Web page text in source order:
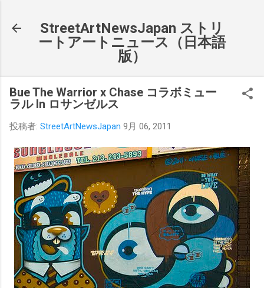
StreetArtNewsJapan ストリ
ートアートニュース（日本語
版）
Bue The Warrior x Chase コラボミュー
ラル In ロサンゼルス
投稿者: StreetArtNewsJapan 9月 06, 2011